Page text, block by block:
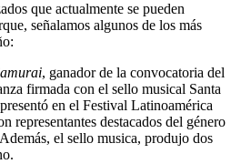
que actualmente se pueden
señalamos algunos de los más
, ganador de la convocatoria del
firmada con el sello musical Santa
en el Festival Latinoamérica
representantes destacados del género
el sello musica, produjo dos